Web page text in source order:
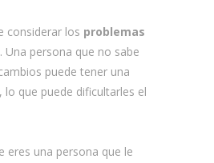
considerar los problemas
. Una persona que no sabe
puede tener una
que puede dificultarles el
eres una persona que le